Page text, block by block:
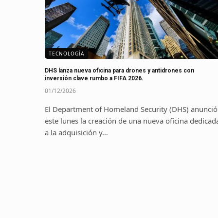
TECNOLOGÍA
DHS lanza nueva oficina para drones y antidrones con
inversión clave rumbo a FIFA 2026.
01/12/2026
El Department of Homeland Security (DHS) anunció
este lunes la creación de una nueva oficina
a la adquisición y…